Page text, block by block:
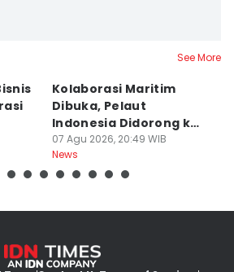
See More
Kolaborasi Maritim
Dibuka, Pelaut
Indonesia Didorong ke
Pasar Global
07 Agu 2026, 20:49 WIB
News